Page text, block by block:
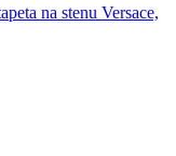
na stenu Versace,